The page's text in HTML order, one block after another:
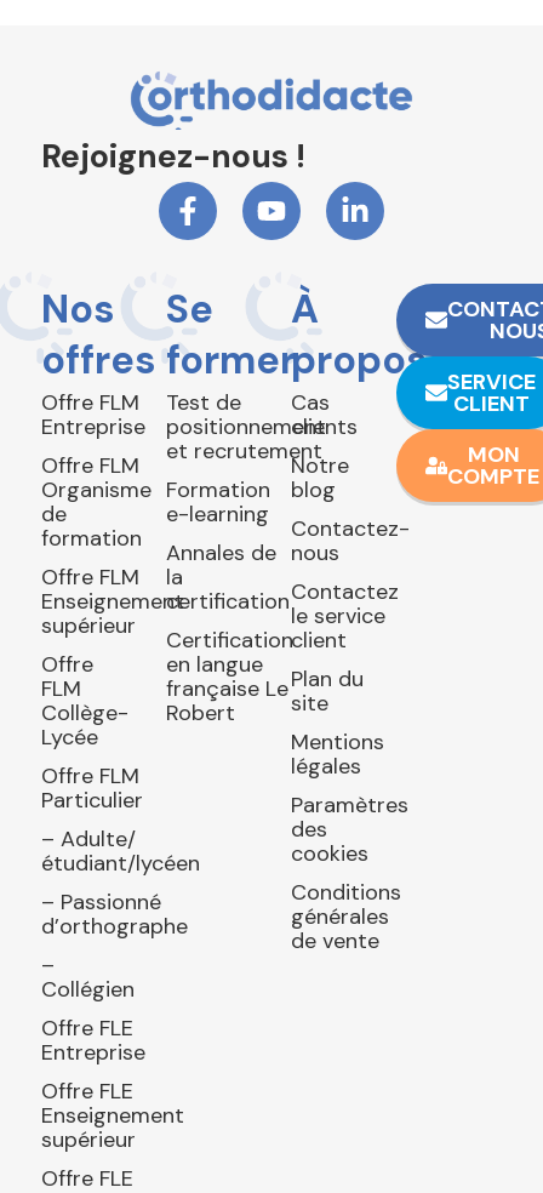
Rejoignez-nous !
Nos
offres
Offre FLM
Entreprise
Offre FLM
Organisme
de
formation
Offre FLM
Enseignement
supérieur
Offre
FLM
Collège-
Lycée
Offre FLM
Particulier
– Adulte/
étudiant/lycéen
– Passionné
d’orthographe
–
Collégien
Offre FLE
Entreprise
Offre FLE
Enseignement
supérieur
Offre FLE
Se
former
Test de
positionnement
et recrutement
Formation
e-learning
Annales de
la
certification
Certification
en langue
française Le
Robert
À
propos
Cas
clients
Notre
blog
Contactez-
nous
Contactez
le service
client
Plan du
site
Mentions
légales
Paramètres
des
cookies
Conditions
générales
de vente
SERVICE
CLIENT
MON
COMPTE